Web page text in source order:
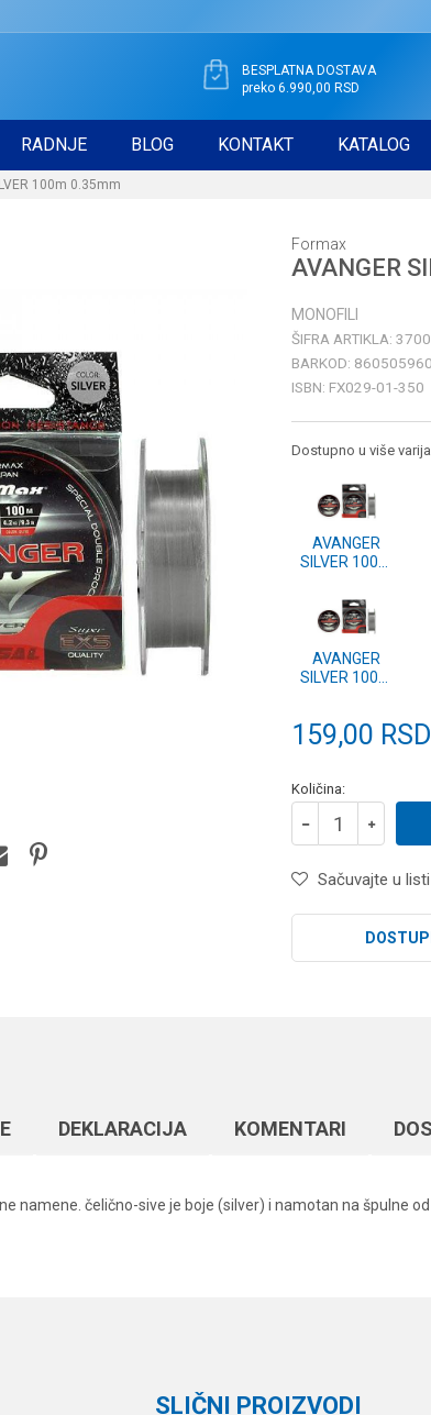
BESPLATNA DOSTAVA
preko 6.990,00 RSD
RADNJE BLOG KONTAKT KATALOG
100m 0.35mm
Formax
AVANGER
MONOFILI
ŠIFRA ARTIKLA:
BARKOD:
ISBN: FX029-01-350
Dostupno u više
AVANGER
SILVER 100m
AVANGER
SILVER 100m
159,00 RSD
Količina:
Sačuvajte u
DEKLARACIJA KOMENTARI
namene. čelično-sive je boje (silver) i namotan na špulne
SLIČNI PROIZVODI